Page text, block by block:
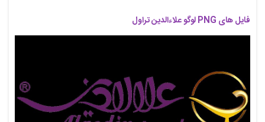
فایل های PNG لوگو علاءالدین تراول